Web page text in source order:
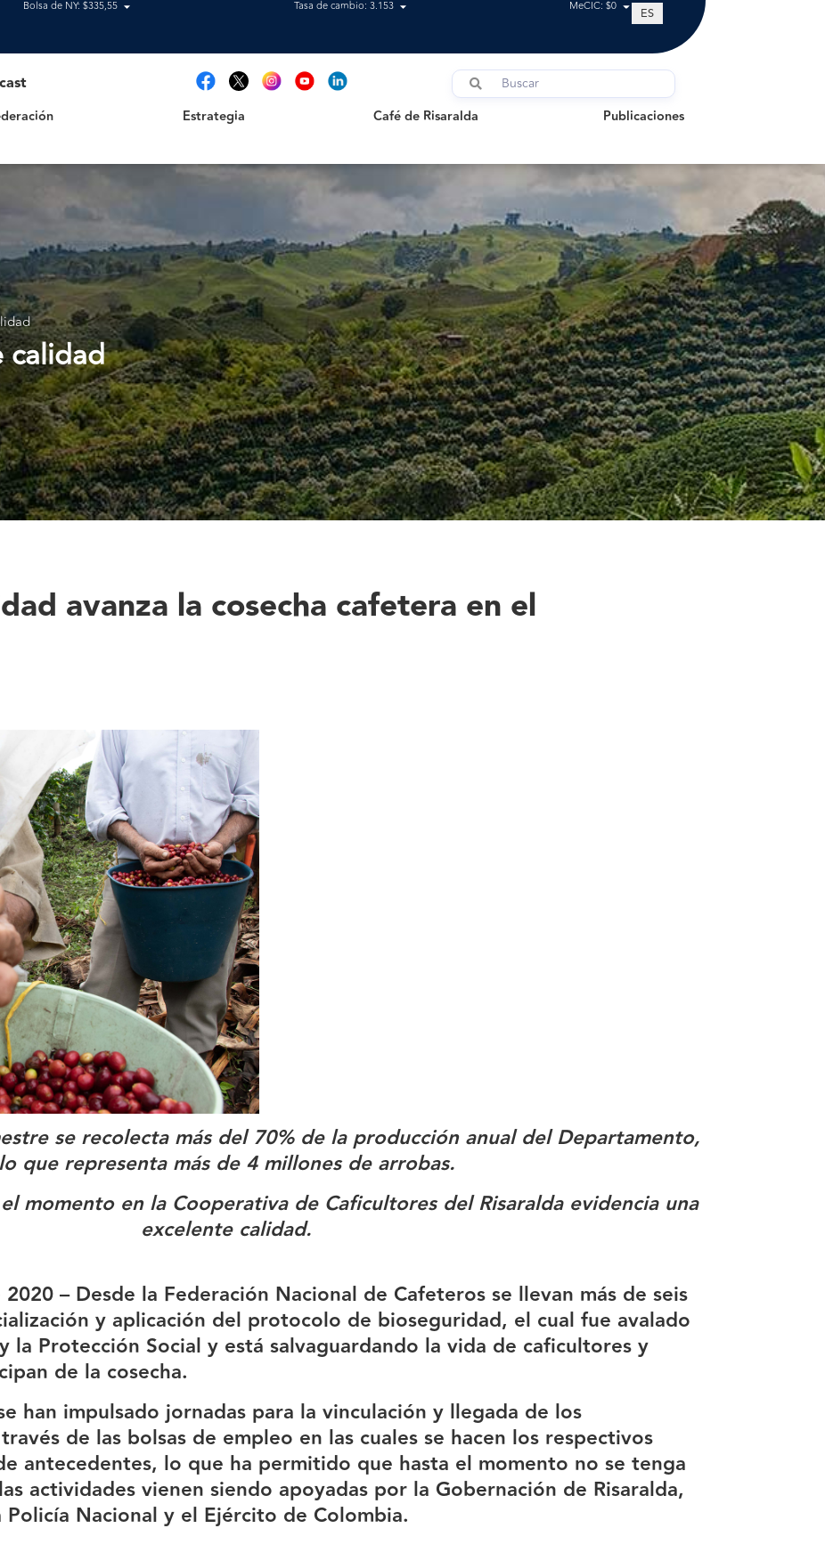
Bolsa de NY: $335,55 Tasa de cambio: 3.153 MeCIC: $0 ES
Estrategia Café de Risaralda Publicaciones
Publicaciones
calidad
avanza la cosecha cafetera en el
se recolecta más del 70% de la producción anual del Departamento,
lo que representa más de 4 millones de arrobas.
momento en la Cooperativa de Caficultores del Risaralda evidencia una
excelente calidad.
–Desde la Federación Nacional de Cafeteros se llevan más de seis
y aplicación del protocolo de bioseguridad, el cual fue avalado
Protección Social y está salvaguardando la vida de caficultores y
de la cosecha.
han impulsado jornadas para la vinculación y llegada de los
de las bolsas de empleo en las cuales se hacen los respectivos
antecedentes, lo que ha permitido que hasta el momento no se tenga
actividades vienen siendo apoyadas por la Gobernación de Risaralda,
Policía Nacional y el Ejército de Colombia.